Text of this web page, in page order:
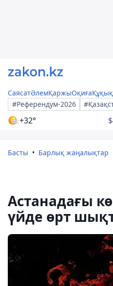
СаясатӘлемҚаржыОқиғаҚұқық
#Референдум-2026
+32° $
Басты Барлық жаңалықтар
Астанадағы
үйде өрт